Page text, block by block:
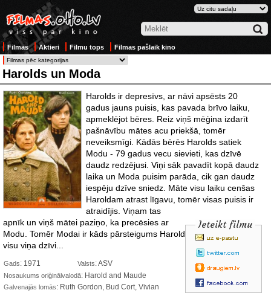
Filmas Aktieri Filmu tops Filmas pašlaik kino
Harolds un Moda
Harolds ir depresīvs, ar nāvi apsēsts 20
gadus jauns puisis, kas pavada brīvo laiku,
apmeklējot bēres. Reiz viņš mēģina izdarīt
pašnāvību mātes acu priekšā, tomēr
neveiksmīgi. Kādās bērēs Harolds satiek
Modu - 79 gadus vecu sievieti, kas dzīvē
daudz redzējusi. Viņi sāk pavadīt kopā daudz
laika un Moda puisim parāda, cik gan daudz
iespēju dzīve sniedz. Māte visu laiku cenšas
Haroldam atrast līgavu, tomēr visas puisis ir
atraidījis. Viņam tas
apnīk un viņš mātei paziņo, ka precēsies ar
Modu. Tomēr Modai ir kāds pārsteigums Haroldam, kas izmainīs
visu viņa dzīvi...
Ieteikt filmu
Gads: 1971 Valsts: ASV
Nosaukums oriģinālvalodā: Harold and Maude
Galvenajās lomās: Ruth Gordon, Bud Cort, Vivian